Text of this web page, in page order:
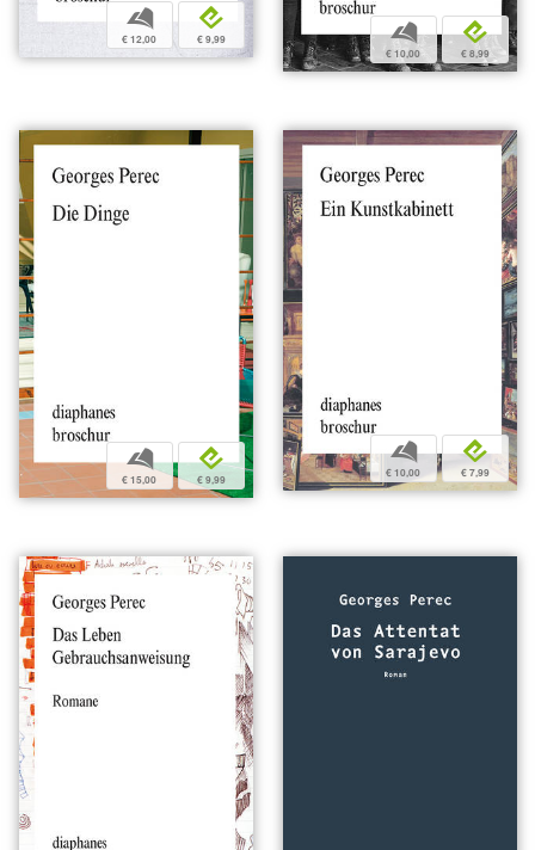
b
€ 12,00
e
€ 9,99 b
€ 10,00
e
€ 8,99
b
€ 15,00
e
€ 9,99
b
€ 10,00
e
€ 7,99